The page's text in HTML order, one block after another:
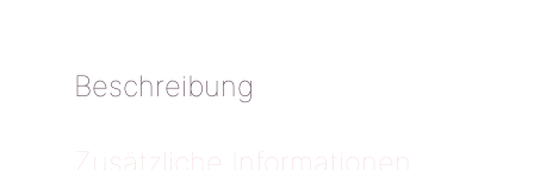
Beschreibung
Zusätzliche Informationen